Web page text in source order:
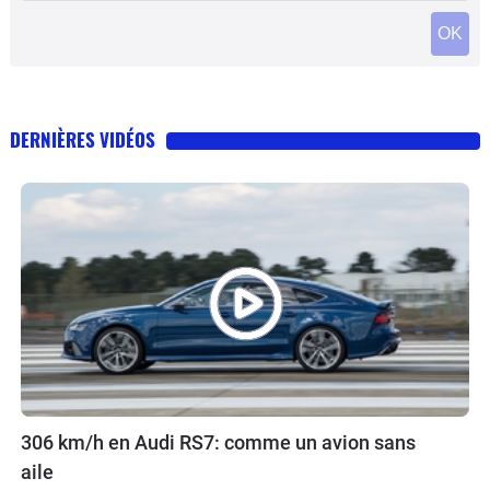
OK
DERNIÈRES VIDÉOS
306 km/h en Audi RS7: comme un avion sans
aile